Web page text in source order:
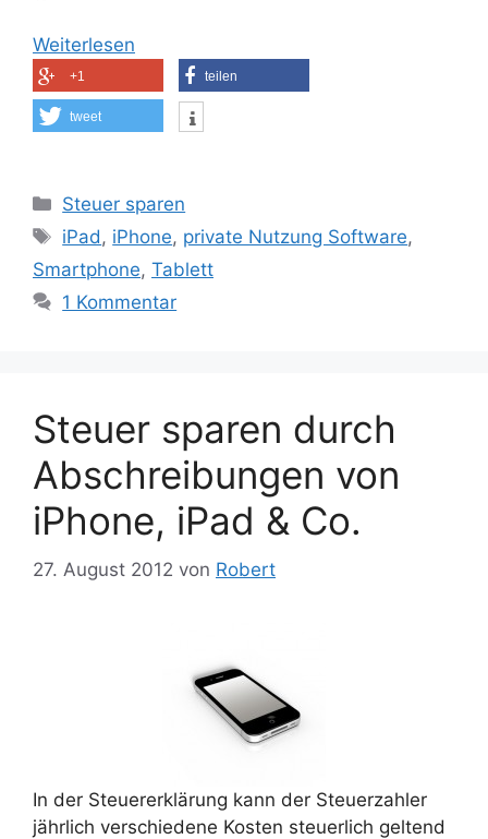
Weiterlesen
+1 teilen
tweet
Kategorien
Steuer sparen
Schlagwörter
iPad, iPhone, private Nutzung Software,
Smartphone, Tablett
1 Kommentar
Steuer sparen durch
Abschreibungen von
iPhone, iPad & Co.
27. August 2012 von Robert
In der Steuererklärung kann der Steuerzahler
jährlich verschiedene Kosten steuerlich geltend